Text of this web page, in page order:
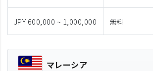
JPY 600,000 ~ 1,000,000 無料
マレーシア